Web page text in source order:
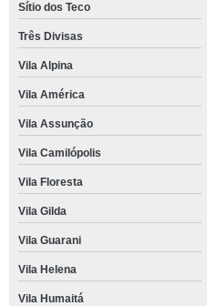
Sítio dos Teco
Três Divisas
Vila Alpina
Vila América
Vila Assunção
Vila Camilópolis
Vila Floresta
Vila Gilda
Vila Guarani
Vila Helena
Vila Humaitá